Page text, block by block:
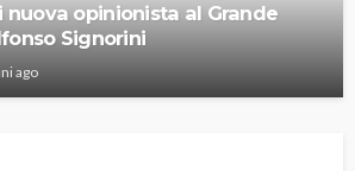
nuova opinionista al Grande
Signorini
ago